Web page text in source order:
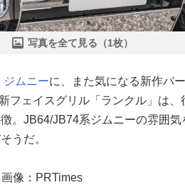
写真を全て見る（1枚）
ジムニーに、また気になる新作パ
フェイスグリル「ランクル」は、
。JB64/JB74系ジムニーの雰囲
うだ。
像：PRTimes